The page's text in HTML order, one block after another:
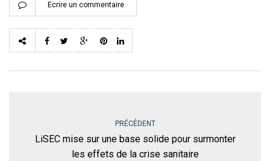
Ecrire un commentaire
PRÉCÉDENT
LiSEC mise sur une base solide pour surmonter
les effets de la crise sanitaire